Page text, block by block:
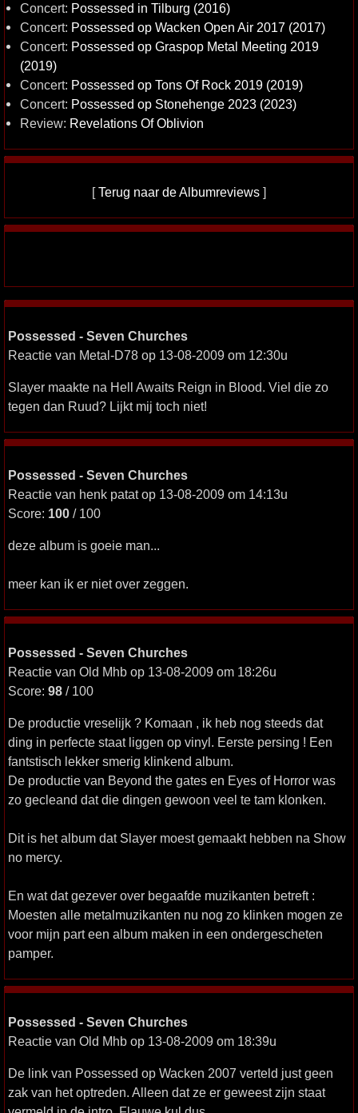
Concert: Possessed in Tilburg (2016)
Concert: Possessed op Wacken Open Air 2017 (2017)
Concert: Possessed op Graspop Metal Meeting 2019
(2019)
Concert: Possessed op Tons Of Rock 2019 (2019)
Concert: Possessed op Stonehenge 2023 (2023)
Review: Revelations Of Oblivion
[Terug naar de Albumreviews ]
Possessed - Seven Churches
Reactie van Metal-D78 op 13-08-2009 om 12:30u
Slayer maakte na Hell Awaits Reign in Blood. Viel die zo
tegen dan Ruud? Lijkt mij toch niet!
Possessed - Seven Churches
Reactie van henk patat op 13-08-2009 om 14:13u
Score: 100 / 100
deze album is goeie man...
meer kan ik er niet over zeggen.
Possessed - Seven Churches
Reactie van Old Mhb op 13-08-2009 om 18:26u
Score: 98 / 100
De productie vreselijk ? Komaan , ik heb nog steeds dat
ding in perfecte staat liggen op vinyl. Eerste persing ! Een
fantstisch lekker smerig klinkend album.
De productie van Beyond the gates en Eyes of Horror was
zo gecleand dat die dingen gewoon veel te tam klonken.
Dit is het album dat Slayer moest gemaakt hebben na Show
no mercy.
En wat dat gezever over begaafde muzikanten betreft :
Moesten alle metalmuzikanten nu nog zo klinken mogen ze
voor mijn part een album maken in een ondergescheten
pamper.
Possessed - Seven Churches
Reactie van Old Mhb op 13-08-2009 om 18:39u
De link van Possessed op Wacken 2007 verteld just geen
zak van het optreden. Alleen dat ze er geweest zijn staat